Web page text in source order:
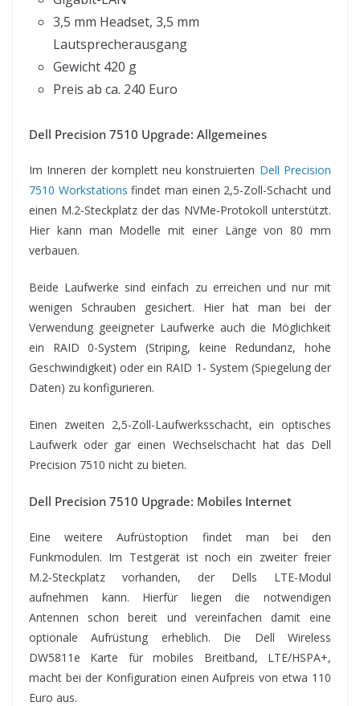
3,5 mm Headset, 3,5 mm
Lautsprecherausgang
Gewicht 420 g
Preis ab ca. 240 Euro
Dell Precision 7510 Upgrade: Allgemeines
Im Inneren der komplett neu konstruierten Dell Precision
7510 Workstations findet man einen 2,5-Zoll-Schacht und
einen M.2-Steckplatz der das NVMe-Protokoll unterstützt.
Hier kann man Modelle mit einer Länge von 80 mm
verbauen.
Beide Laufwerke sind einfach zu erreichen und nur mit
wenigen Schrauben gesichert. Hier hat man bei der
Verwendung geeigneter Laufwerke auch die Möglichkeit
ein RAID 0-System (Striping, keine Redundanz, hohe
Geschwindigkeit) oder ein RAID 1- System (Spiegelung der
Daten) zu konfigurieren.
Einen zweiten 2,5-Zoll-Laufwerksschacht, ein optisches
Laufwerk oder gar einen Wechselschacht hat das Dell
Precision 7510 nicht zu bieten.
Dell Precision 7510 Upgrade: Mobiles Internet
Eine weitere Aufrüstoption findet man bei den
Funkmodulen. Im Testgerät ist noch ein zweiter freier
M.2-Steckplatz vorhanden, der Dells LTE-Modul
aufnehmen kann. Hierfür liegen die notwendigen
Antennen schon bereit und vereinfachen damit eine
optionale Aufrüstung erheblich. Die Dell Wireless
DW5811e Karte für mobiles Breitband, LTE/HSPA+,
macht bei der Konfiguration einen Aufpreis von etwa 110
Euro aus.